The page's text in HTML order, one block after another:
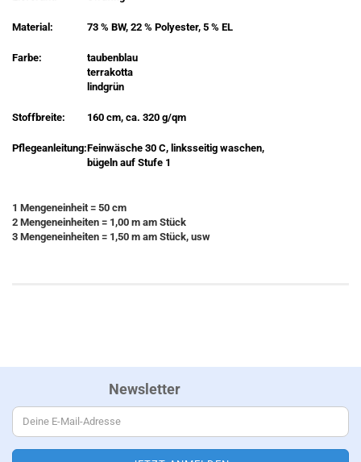
Material: 73 % BW, 22 % Polyester, 5 % EL
Farbe:
taubenblau
terrakotta
lindgrün
Stoffbreite: 160 cm, ca. 320 g/qm
Pflegeanleitung:Feinwäsche 30 C, linksseitig waschen,
bügeln auf Stufe 1
1 Mengeneinheit = 50 cm
2 Mengeneinheiten = 1,00 m am Stück
3 Mengeneinheiten = 1,50 m am Stück, usw
Newsletter